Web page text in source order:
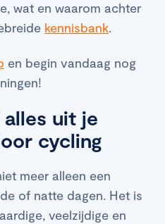
wat en waarom achter
kennisbank.
en begin vandaag nog
alles uit je
cycling
meer alleen een
of natte dagen. Het is
veelzijdige en